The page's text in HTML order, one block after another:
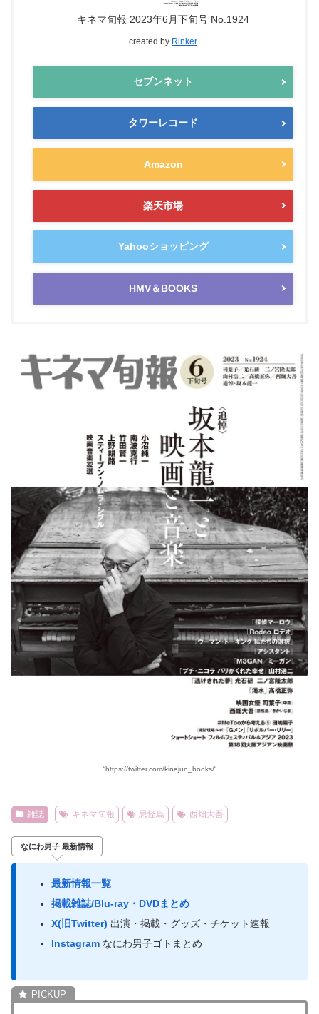
キネマ旬報 2023年6月下旬号 No.1924
created by Rinker
セブンネット
タワーレコード
Amazon
楽天市場
Yahooショッピング
HMV＆BOOKS
“https://twitter.com/kinejun_books/“
雑誌 キネマ旬報 忌怪島 西畑大吾
なにわ男子 最新情報
最新情報一覧
掲載雑誌/Blu-ray・DVDまとめ
X(旧Twitter) 出演・掲載・グッズ・チケット速報
Instagramなにわ男子ゴトまとめ